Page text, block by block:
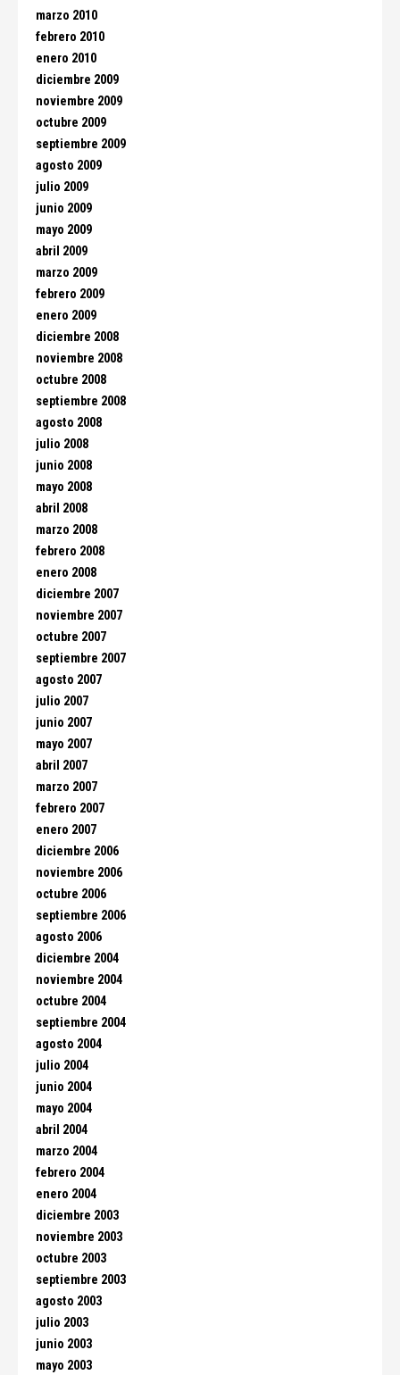
marzo 2010
febrero 2010
enero 2010
diciembre 2009
noviembre 2009
octubre 2009
septiembre 2009
agosto 2009
julio 2009
junio 2009
mayo 2009
abril 2009
marzo 2009
febrero 2009
enero 2009
diciembre 2008
noviembre 2008
octubre 2008
septiembre 2008
agosto 2008
julio 2008
junio 2008
mayo 2008
abril 2008
marzo 2008
febrero 2008
enero 2008
diciembre 2007
noviembre 2007
octubre 2007
septiembre 2007
agosto 2007
julio 2007
junio 2007
mayo 2007
abril 2007
marzo 2007
febrero 2007
enero 2007
diciembre 2006
noviembre 2006
octubre 2006
septiembre 2006
agosto 2006
diciembre 2004
noviembre 2004
octubre 2004
septiembre 2004
agosto 2004
julio 2004
junio 2004
mayo 2004
abril 2004
marzo 2004
febrero 2004
enero 2004
diciembre 2003
noviembre 2003
octubre 2003
septiembre 2003
agosto 2003
julio 2003
junio 2003
mayo 2003